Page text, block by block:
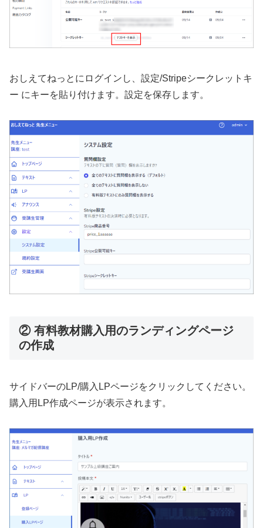
おしえてねっとにログインし、設定/Stripeシークレットキ
ー にキーを貼り付けます。設定を保存します。
② 有料教材購入用のランディングページ
の作成
サイドバーのLP/購入LPページをクリックしてください。
購入用LP作成ページが表示されます。